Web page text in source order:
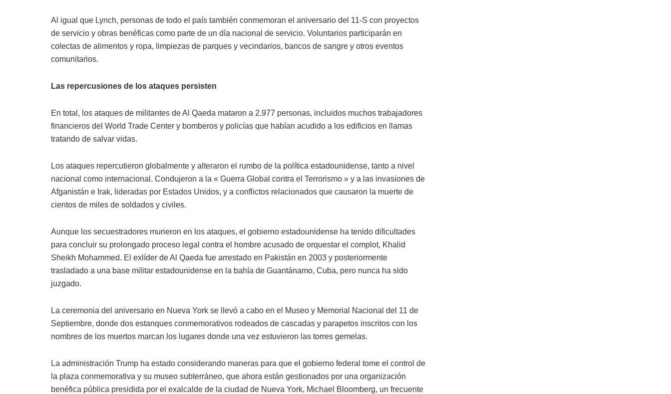
Al igual que Lynch, personas de todo el país también conmemoran el aniversario del 11-S con proyectos
de servicio y obras benéficas como parte de un día nacional de servicio. Voluntarios participarán en
colectas de alimentos y ropa, limpiezas de parques y vecindarios, bancos de sangre y otros eventos
comunitarios.
Las repercusiones de los ataques persisten
En total, los ataques de militantes de Al Qaeda mataron a 2.977 personas, incluidos muchos trabajadores
financieros del World Trade Center y bomberos y policías que habían acudido a los edificios en llamas
tratando de salvar vidas.
Los ataques repercutieron globalmente y alteraron el rumbo de la política estadounidense, tanto a nivel
nacional como internacional. Condujeron a la « Guerra Global contra el Terrorismo » y a las invasiones de
Afganistán e Irak, lideradas por Estados Unidos, y a conflictos relacionados que causaron la muerte de
cientos de miles de soldados y civiles.
Aunque los secuestradores murieron en los ataques, el gobierno estadounidense ha tenido dificultades
para concluir su prolongado proceso legal contra el hombre acusado de orquestar el complot, Khalid
Sheikh Mohammed. El exlíder de Al Qaeda fue arrestado en Pakistán en 2003 y posteriormente
trasladado a una base militar estadounidense en la bahía de Guantánamo, Cuba, pero nunca ha sido
juzgado.
La ceremonia del aniversario en Nueva York se llevó a cabo en el Museo y Memorial Nacional del 11 de
Septiembre, donde dos estanques conmemorativos rodeados de cascadas y parapetos inscritos con los
nombres de los muertos marcan los lugares donde una vez estuvieron las torres gemelas.
La administración Trump ha estado considerando maneras para que el gobierno federal tome el control de
la plaza conmemorativa y su museo subterráneo, que ahora están gestionados por una organización
benéfica pública presidida por el exalcalde de la ciudad de Nueva York, Michael Bloomberg, un frecuente